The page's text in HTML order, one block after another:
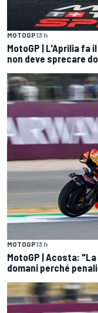
MOTOGP13 h
MotoGP | L'Aprilia fa
non deve sprecare
MOTOGP13 h
MotoGP | Acosta:
domani perché